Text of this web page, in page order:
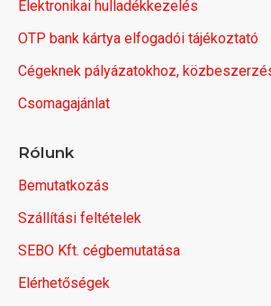
Elektronikai hulladékkezelés
OTP bank kártya elfogadói tájékoztató
Cégeknek pályázatokhoz,
Csomagajánlat
Rólunk
Bemutatkozás
Szállítási feltételek
SEBO Kft. cégbemutatása
Elérhetőségek